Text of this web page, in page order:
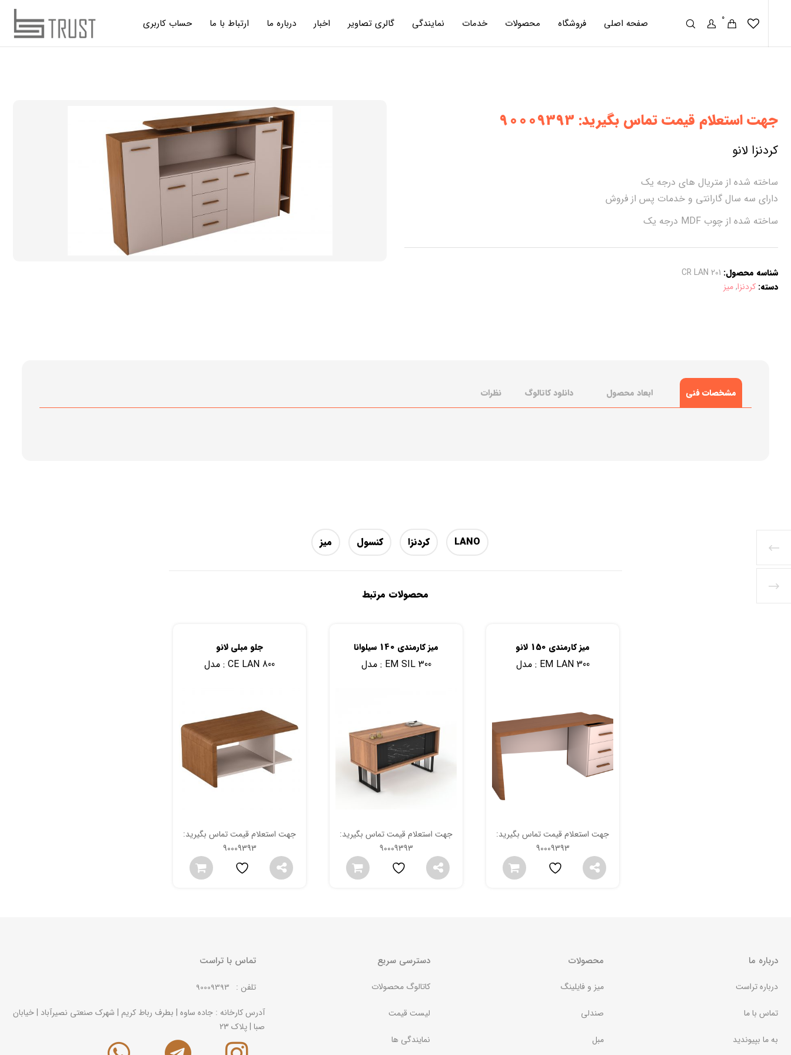
0 صفحه اصلی فروشگاه محصولات خدمات نمایندگی گالری تصاویر اخبار درباره ما ارتباط با ما حساب کاربری
جهت استعلام قیمت تماس بگیرید: 90009393
کردنزا لانو
ساخته شده از متریال های درجه یک
دارای سه سال گارانتی و خدمات پس از فروش
ساخته شده از چوب MDF درجه یک
شناسه محصول: CR LAN 201
دسته: کردنزا,میز
مشخصات فنی ابعاد محصول دانلود کاتالوگ نظرات
LANO کردنزا کنسول میز
محصولات مرتبط
میز کارمندی 150 لانو
مدل : EM LAN 300
جهت استعلام قیمت تماس بگیرید:
90009393
میز کارمندی 140 سیلوانا
مدل : EM SIL 300
جهت استعلام قیمت تماس بگیرید:
90009393
جلو مبلی لانو
مدل : CE LAN 800
جهت استعلام قیمت تماس بگیرید:
90009393
دسترسی سریع
کاتالوگ محصولات
لیست قیمت
نمایندگی ها
محصولات
میز و فایلینگ
صندلی
مبل
درباره ما
درباره تراست
تماس با ما
به ما بپیوندید
تماس با تراست
تلفن : 90009393
آدرس کارخانه : جاده ساوه | بطرف رباط کریم | شهرک صنعتی نصیرآباد | خیابان
صبا | پلاک 23